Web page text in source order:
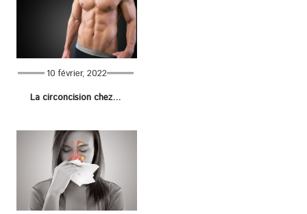
10 février, 2022
La circoncision chez l’adulte : toutes les informations